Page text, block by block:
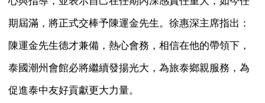
期屆滿，將正式交棒予陳運金先生。徐惠深主席指出：
陳運金先生德才兼備，熱心會務，相信在他的帶領下，
泰國潮州會館必將繼續發揚光大，為旅泰鄉親服務，為
促進泰中友好貢獻更大力量。